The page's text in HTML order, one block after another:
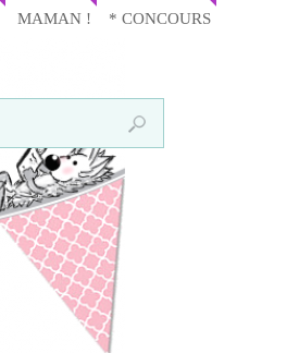
MAMAN ! * CONCOURS